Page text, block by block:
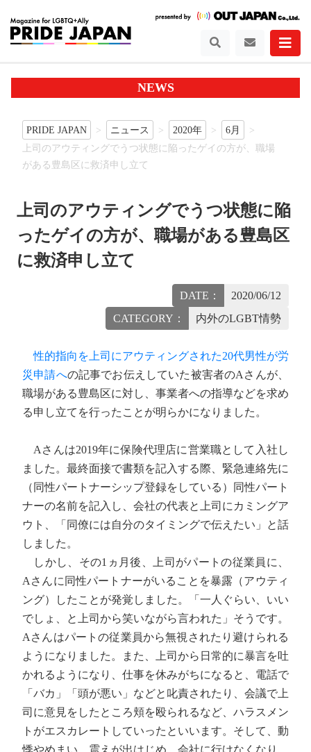
NEWS
PRIDE JAPAN ニュース 2020年
6月
上司のアウティングでうつ状態に陥ったゲイの方が、職場
がある豊島区に救済申し立て
上司のアウティングでうつ状態に陥
ったゲイの方が、職場がある豊島区
に救済申し立て
DATE：
2020/06/12
CATEGORY：
内外のLGBT情勢
性的指向を上司にアウティングされた20代男性が労
災申請への記事でお伝えしていた被害者のAさんが、
職場がある豊島区に対し、事業者への指導などを求め
る申し立てを行ったことが明らかになりました。
Aさんは2019年に保険代理店に営業職として入社し
ました。最終面接で書類を記入する際、緊急連絡先に
（同性パートナーシップ登録をしている）同性パート
ナーの名前を記入し、会社の代表と上司にカミングア
ウト、「同僚には自分のタイミングで伝えたい」と話
しました。
しかし、その1ヵ月後、上司がパートの従業員に、
Aさんに同性パートナーがいることを暴露（アウティ
ング）したことが発覚しました。「一人ぐらい、いい
でしょ、と上司から笑いながら言われた」そうです。
Aさんはパートの従業員から無視されたり避けられる
ようになりました。また、上司から日常的に暴言を吐
かれるようになり、仕事を休みがちになると、電話で
「バカ」「頭が悪い」などと叱責されたり、会議で上
司に意見をしたところ頬を殴られるなど、ハラスメン
トがエスカレートしていったといいます。そして、動
悸やめまい、震えが出はじめ、会社に行けなくなり、